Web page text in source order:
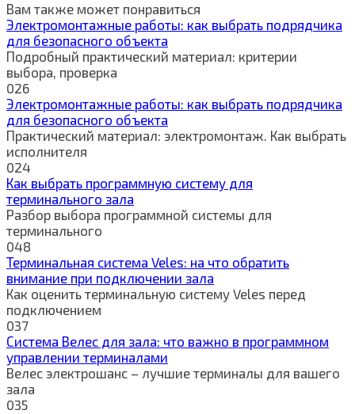
Вам также может понравиться
Электромонтажные работы: как выбрать подрядчика
для безопасного объекта
Подробный практический материал: критерии
выбора, проверка
026
Электромонтажные работы: как выбрать подрядчика
для безопасного объекта
Практический материал: электромонтаж. Как выбрать
исполнителя
024
Как выбрать программную систему для
терминального зала
Разбор выбора программной системы для
терминального
048
Терминальная система Veles: на что обратить
внимание при подключении зала
Как оценить терминальную систему Veles перед
подключением
037
Система Велес для зала: что важно в программном
управлении терминалами
Велес электрошанс – лучшие терминалы для вашего
зала
035